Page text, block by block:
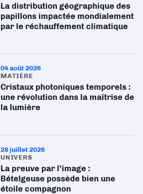
La distribution géographique des
papillons impactée mondialement
par le réchauffement climatique
04 août 2026
MATIÈRE
Cristaux photoniques temporels :
une révolution dans la maîtrise de
la lumière
28 juillet 2026
UNIVERS
La preuve par l’image :
Bételgeuse possède bien une
étoile compagnon